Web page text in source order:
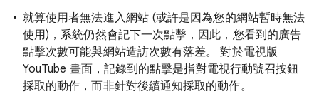
就算使用者無法進入網站 (或許是因為您的網站暫時無法
使用)，系統仍然會記下一次點擊，因此，您看到的廣告
點擊次數可能與網站造訪次數有落差。 對於電視版
YouTube 畫面，記錄到的點擊是指對電視行動號召按鈕
採取的動作，而非針對後續通知採取的動作。